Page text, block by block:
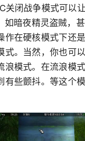
关闭战争模式可以
如暗夜精灵盗贼，
作在硬核模式下还
式。当然，你也可
浪模式。在流浪模
有些颤抖。等这个